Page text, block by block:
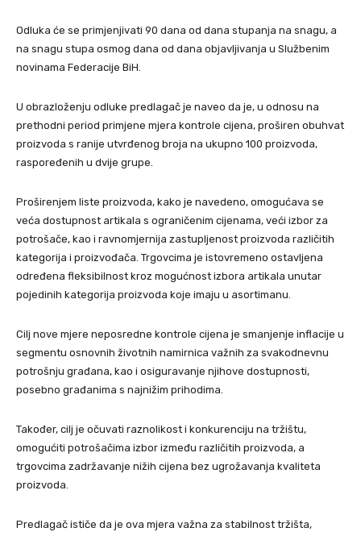
Odluka će se primjenjivati 90 dana od dana stupanja na snagu, a
na snagu stupa osmog dana od dana objavljivanja u Službenim
novinama Federacije BiH.
U obrazloženju odluke predlagač je naveo da je, u odnosu na
prethodni period primjene mjera kontrole cijena, proširen obuhvat
proizvoda s ranije utvrđenog broja na ukupno 100 proizvoda,
raspoređenih u dvije grupe.
Proširenjem liste proizvoda, kako je navedeno, omogućava se
veća dostupnost artikala s ograničenim cijenama, veći izbor za
potrošače, kao i ravnomjernija zastupljenost proizvoda različitih
kategorija i proizvođača. Trgovcima je istovremeno ostavljena
određena fleksibilnost kroz mogućnost izbora artikala unutar
pojedinih kategorija proizvoda koje imaju u asortimanu.
Cilj nove mjere neposredne kontrole cijena je smanjenje inflacije u
segmentu osnovnih životnih namirnica važnih za svakodnevnu
potrošnju građana, kao i osiguravanje njihove dostupnosti,
posebno građanima s najnižim prihodima.
Također, cilj je očuvati raznolikost i konkurenciju na tržištu,
omogućiti potrošačima izbor između različitih proizvoda, a
trgovcima zadržavanje nižih cijena bez ugrožavanja kvaliteta
proizvoda.
Predlagač ističe da je ova mjera važna za stabilnost tržišta,